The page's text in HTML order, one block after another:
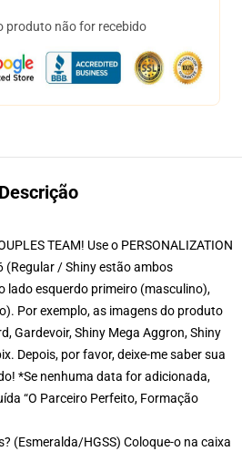
produto não for recebido
Descrição
TEAM! Use o PERSONALIZATION
(Regular / Shiny estão ambos
lado esquerdo primeiro (masculino),
Por exemplo, as imagens do produto
Gardevoir, Shiny Mega Aggron, Shiny
Depois, por favor, deixe-me saber sua
*Se nenhuma data for adicionada,
“O Parceiro Perfeito, Formação
(Esmeralda/HGSS) Coloque-o na caixa